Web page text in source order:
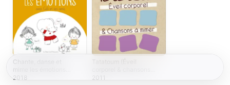
Chante, danse et
mime les émotions
avec Cali et ses
2018
mimer)
2011